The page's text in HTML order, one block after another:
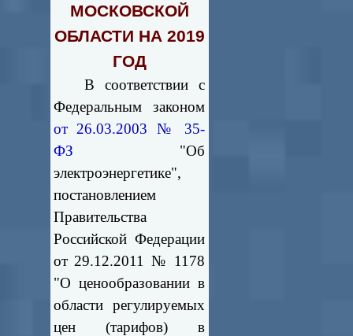
МОСКОВСКОЙ
ОБЛАСТИ НА 2019
ГОД
В соответствии с
Федеральным законом
от 26.03.2003 № 35-
ФЗ "Об
электроэнергетике",
постановлением
Правительства
Российской Федерации
от 29.12.2011 № 1178
"О ценообразовании в
области регулируемых
цен (тарифов) в